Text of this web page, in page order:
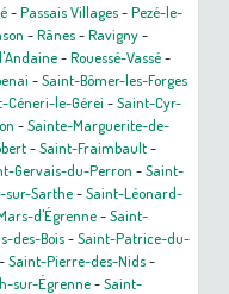
-Passais Villages-Pezé-le-
-Rânes-Ravigny-
-Rouessé-Vassé-
-Saint-Bômer-les-Forges
Céneri-le-Gérei -Saint-Cyr-
-Sainte-Marguerite-de-
-Saint-Fraimbault-
Gervais-du-Perron -Saint-
sur-Sarthe-Saint-Léonard-
d'Égrenne-Saint-
des-Bois-Saint-Patrice-du-
-Saint-Pierre-des-Nids-
sur-Égrenne-Saint-